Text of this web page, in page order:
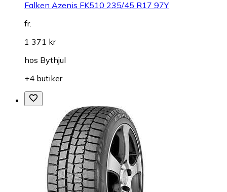
Falken Azenis FK510 235/45 R17 97Y
fr.
1 371 kr
hos Bythjul
+4 butiker